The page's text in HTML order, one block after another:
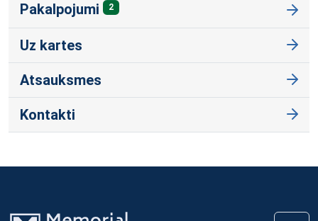
Pakalpojumi 2
Uz kartes
Atsauksmes
Kontakti